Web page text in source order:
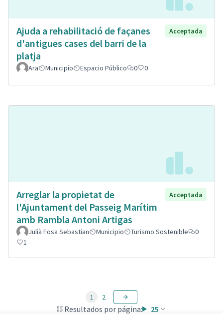
Ajuda a rehabilitació de façanes
d'antigues cases del barri de la
platja
Acceptada
Ara Municipio Espacio Público 0 0
Arreglar la propietat de
l'Ajuntament del Passeig Marítim
amb Rambla Antoni Artigas
Acceptada
Julià Fosa Sebastian Municipio Turismo Sostenible
0
1
Resultados por página: 25
1 2